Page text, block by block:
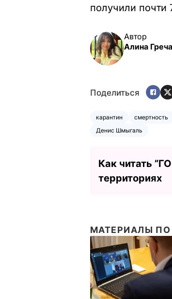
получили почти
Автор
Алина
Поделиться
карантин смертность
Денис Шмыгаль
Как читать
территориях
МАТЕРИАЛЫ ПО